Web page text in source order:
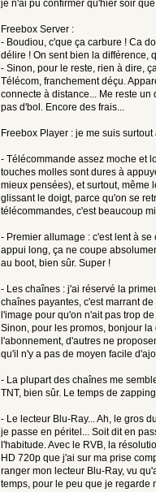
'added' =>
-
+
'pattern' =>
'movie' =>
'size' =>
'ui-height'
'fix-html-
),
unset($unaltered);
// No links
-
if ($reverse ===
+
if ($reverse ===
return $input;
}
// Protect noembed &
function
{
-
if
+
if
return;
global $modSettings,
if
@@ -202,19 +202,19 @@
global $modSettings,
if
// Should haven't
return $input;
-
if
+
if
{
// Modified
$input =
$input =
je n'ai pu confirmer qu'hier soir
Freebox Server :
- Boudiou, c'que ça carbure ! Ca
délire ! On sent bien la différence,
- Sinon, pour le reste, rien à dire,
Télécom, franchement déçu.
connecte à distance... Me reste
pas d'bol. Encore des frais...
Freebox Player : je me suis
- Télécommande assez moche et
touches molles sont dures à
mieux pensées), et surtout, même
glissant le doigt, parce qu'on se
télécommandes, c'est beaucoup
- Premier allumage : c'est lent à
appui long, ça ne coupe
au boot, bien sûr. Super !
- Les chaînes : j'ai réservé la
chaînes payantes, c'est marrant
l'image pour qu'on n'ait pas trop
Sinon, pour les promos, bonjour
l'abonnement, d'autres ne
qu'il n'y a pas de moyen facile
- La plupart des chaînes me
TNT, bien sûr. Le temps de
- Le lecteur Blu-Ray... Ah, le gros
je passe en péritel... Soit dit en
l'habitude. Avec le RVB, la
HD 720p que j'ai sur ma prise
ranger mon lecteur Blu-Ray, vu
temps, pour le peu que je regarde